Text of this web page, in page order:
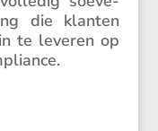
die klanten
te leveren op